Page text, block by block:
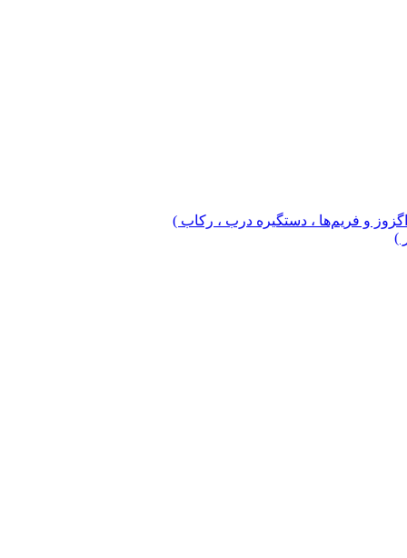
اگزوز و فریم‌ها ، دستگیره درب ، رکاب )
)